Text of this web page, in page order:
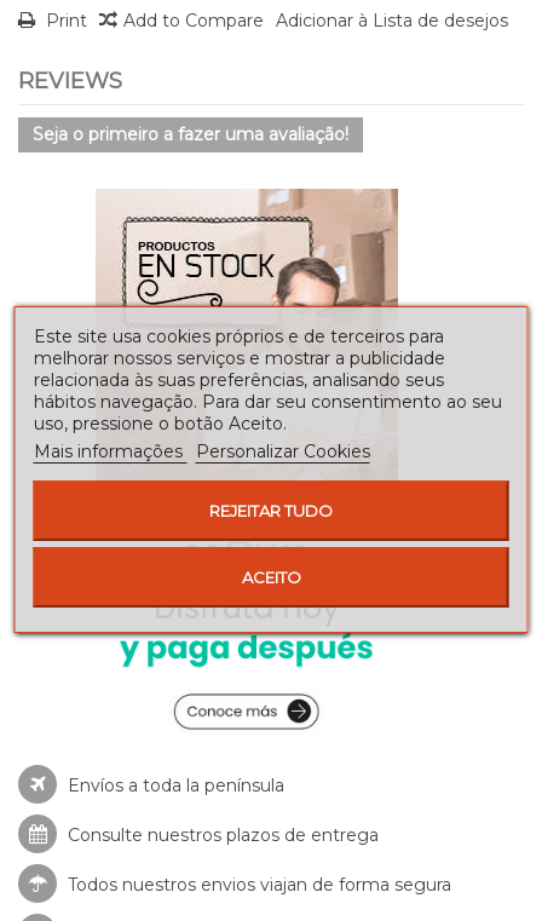
Print Add to Compare Adicionar à Lista de desejos
REVIEWS
Seja o primeiro a fazer uma avaliação!
Envíos a toda la península
Consulte nuestros plazos de entrega
Todos nuestros envios viajan de forma segura
Este site usa cookies próprios e de terceiros para
melhorar nossos serviços e mostrar a publicidade
relacionada às suas preferências, analisando seus
hábitos navegação. Para dar seu consentimento ao seu
uso, pressione o botão Aceito.
Mais informações
Personalizar Cookies
REJEITAR TUDO
ACEITO